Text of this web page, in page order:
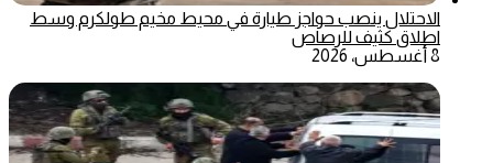
الاحتلال ينصب حواجز طيارة في محيط مخيم طولكرم وسط
اطلاق كثيف للرصاص
8 أغسطس، 2026